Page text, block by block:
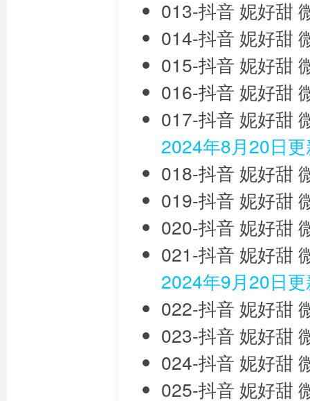
013-抖音 妮好甜
014-抖音 妮好甜
015-抖音 妮好甜
016-抖音 妮好甜
017-抖音 妮好甜
2024年8月20日
018-抖音 妮好甜
019-抖音 妮好甜
020-抖音 妮好甜
021-抖音 妮好甜
2024年9月20日
022-抖音 妮好甜
023-抖音 妮好甜
024-抖音 妮好甜
025-抖音 妮好甜